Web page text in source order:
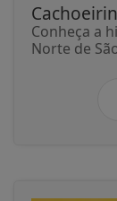
Conheça a
Norte de